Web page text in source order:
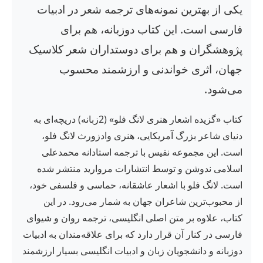
یکی از بهترین نمونه‌های ترجمه شعر در ادبیات
فارسی است. این کتاب دوزبانه، هم برای
پژوهشگران و هم برای دوستداران شعر کلاسیک
جهان، اثری خواندنی و ارزشمند محسوب
می‌شود.
کتاب «گزیده اشعار هنری لانگ فلو» (2زبانه) دریچه‌ای به
دنیای شاعر بزرگ آمریکایی، هنری وادزورث لانگ فلو،
است. این مجموعه نفیس با ترجمه استادانه محمدعلی
اسلامی ندوشن و توسط انتشارات مروارید منتشر شده
است. لانگ فلو با اشعار عاشقانه، حماسی و فلسفی خود،
از محبوب‌ترین شاعران جهان به شمار می‌رود. در این
کتاب، علاوه بر متن اصلی انگلیسی، ترجمه روان و شیوای
فارسی در کنار آن قرار دارد که برای علاقه‌مندان به ادبیات
دوزبانه و دانشجویان زبان و ادبیات انگلیسی بسیار ارزشمند